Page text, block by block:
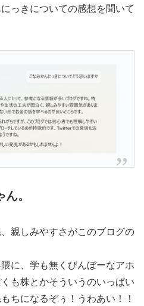
っきについての感想を聞いて
。
親しみやすさがこのブログの
に、学も無くびんぼーなアホ
も株とかそういうのいっぱい
ちになるぞぅ！うわあい！！